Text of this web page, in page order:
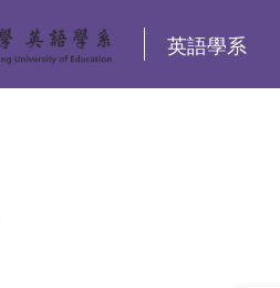
英語學系